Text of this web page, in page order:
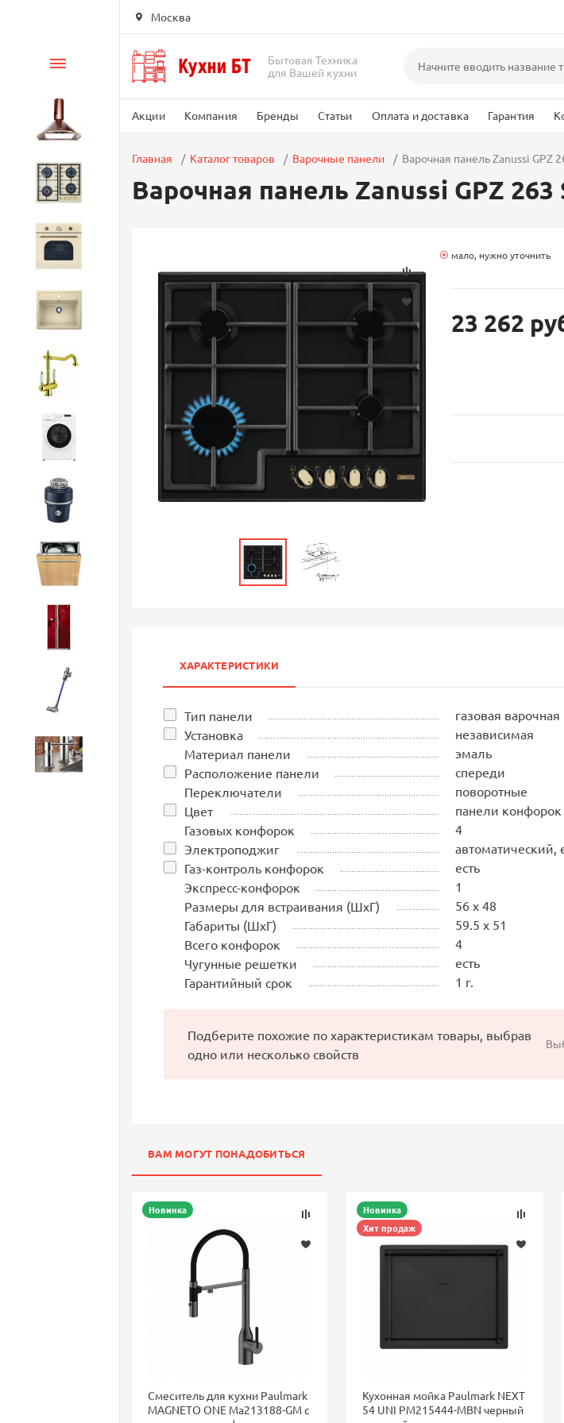
Москва
Бытовая Техника
для Вашей кухни
Акции Компания Бренды Статьи Оплата и доставка Гарантия
Каталог
Вытяжки
Варочные панели
Стиральные машины
Измельчители
Бытовая техника
Главная Каталог товаров Варочные панели Варочная панель Zanussi GPZ
Варочная панель Zanussi GPZ 263
мало, нужно уточнить
23 262
ХАРАКТЕРИСТИКИ
Тип панели
газовая
Установка
независимая
Материал панели
эмаль
Расположение панели
спереди
Переключатели
поворотные
Цвет
панели
Газовых конфорок
4
Электроподжиг
автоматический,
Газ-контроль конфорок
есть
Экспресс-конфорок
1
Размеры для встраивания (ШхГ)
56 x 48
Габариты (ШхГ)
59.5 x 51
Всего конфорок
4
Чугунные решетки
есть
Гарантийный срок
1 г.
Подберите похожие по характеристикам товары, выбрав
одно или несколько свойств
ВАМ МОГУТ ПОНАДОБИТЬСЯ
Новинка
Смеситель для кухни Paulmark
MAGNETO ONE Ma213188-GM с
Новинка
Хит продаж
Кухонная мойка Paulmark NEXT
54 UNI PM215444-MBN черный